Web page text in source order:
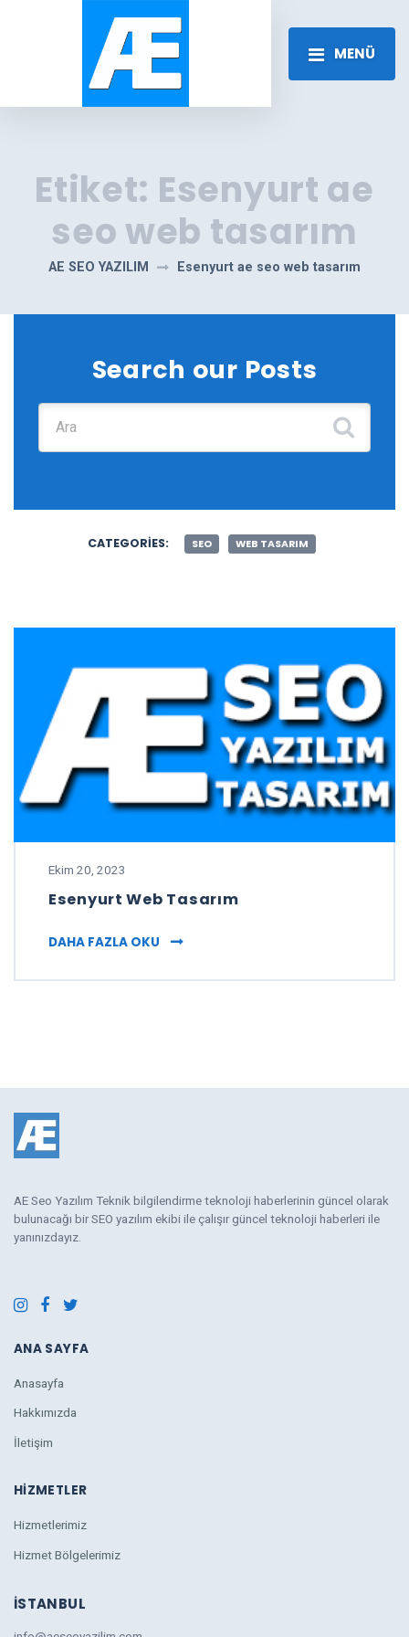
MENÜ
Etiket: Esenyurt ae
seo web tasarım
AE SEO YAZILIM Esenyurt ae seo web tasarım
Search our Posts
CATEGORIES: SEO WEB TASARIM
Ekim 20, 2023
Esenyurt Web Tasarım
DAHA FAZLA OKU ESENYURT WEB TASARIM
AE Seo Yazılım Teknik bilgilendirme teknoloji haberlerinin güncel olarak
bulunacağı bir SEO yazılım ekibi ile çalışır güncel teknoloji haberleri ile
yanınızdayız.
ANA SAYFA
Anasayfa
Hakkımızda
İletişim
HIZMETLER
Hizmetlerimiz
Hizmet Bölgelerimiz
İSTANBUL